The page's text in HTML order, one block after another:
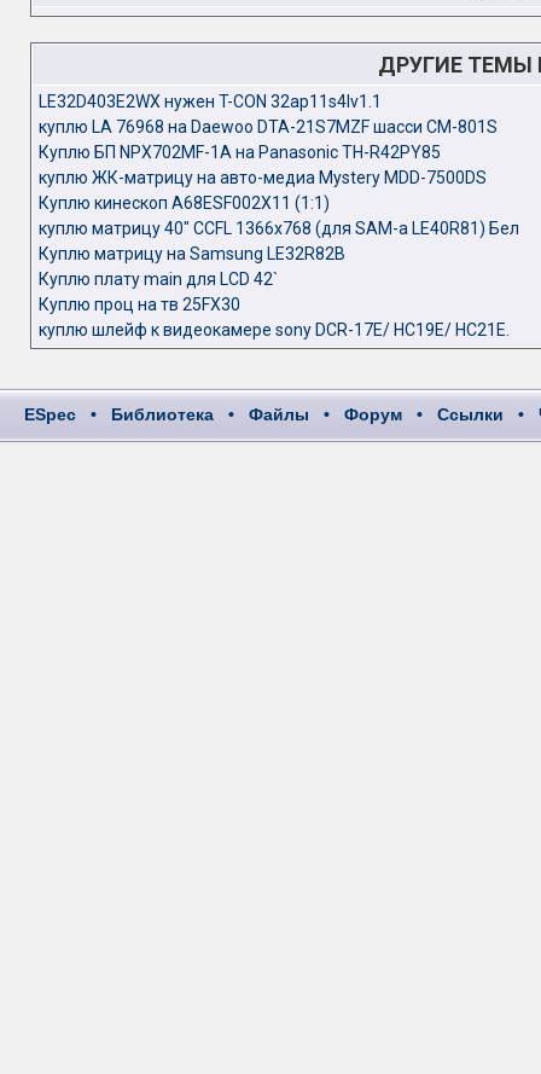
ДРУГИЕ ТЕМЫ
LE32D403E2WX нужен T-CON 32ap11s4lv1.1
куплю LA 76968 на Daewoo DTA-21S7MZF шасси CM-801S
Куплю БП NPX702MF-1A на Panasonic TH-R42PY85
куплю ЖК-матрицу на авто-медиа Mystery MDD-7500DS
Куплю кинескоп А68ESF002X11 (1:1)
куплю матрицу 40" CCFL 1366x768 (для SAM-a LE40R81) Бел
Куплю матрицу на Samsung LE32R82B
Куплю плату main для LCD 42`
Куплю проц на тв 25FX30
куплю шлейф к видеокамере sony DCR-17E/ HC19E/ HC21E.
ESpec • Библиотека • Файлы • Форум • Ссылки •